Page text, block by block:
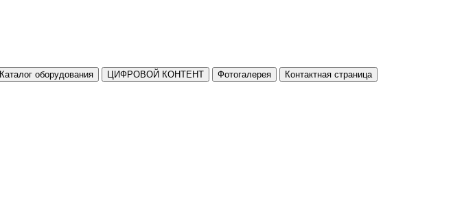
Каталог оборудования ЦИФРОВОЙ КОНТЕНТ Фотогалерея Контактная страница